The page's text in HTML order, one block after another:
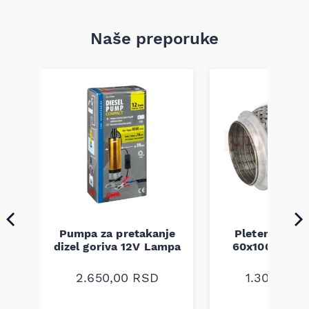
Naše preporuke
Pumpa za pretakanje
dizel goriva 12V Lampa
2.650,00 RSD
Pletenica
60x100
1.300,00